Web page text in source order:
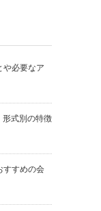
や必要なア
形式別の特徴
すすめの会